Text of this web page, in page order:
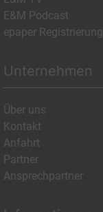
E&M Podcast
epaper Registrierung
Unternehmen
Über uns
Kontakt
Anfahrt
Partner
Ansprechpartner